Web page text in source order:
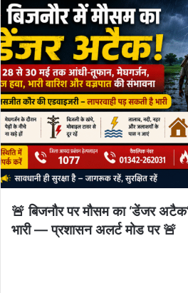
email
🚨 बिजनौर पर मौसम का ‘डेंजर
भारी — प्रशासन अलर्ट मोड पर 🚨